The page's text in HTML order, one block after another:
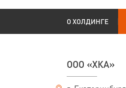
О ХОЛДИНГЕ
ООО «ХКА»